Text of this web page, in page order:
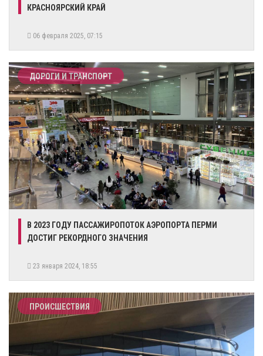
КРАСНОЯРСКИЙ КРАЙ
06 февраля 2025, 07:15
ДОРОГИ И ТРАНСПОРТ
В 2023 ГОДУ ПАССАЖИРОПОТОК АЭРОПОРТА ПЕРМИ
ДОСТИГ РЕКОРДНОГО ЗНАЧЕНИЯ
23 января 2024, 18:55
ПРОИСШЕСТВИЯ